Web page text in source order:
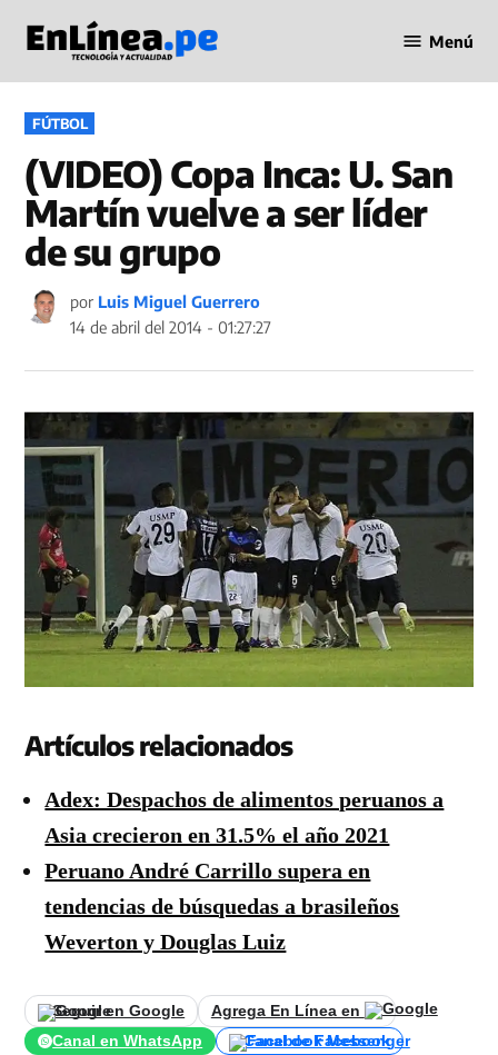
contenido
en Línea
Menú
PUBLICADO
EN
FÚTBOL
(VIDEO) Copa Inca: U. San
Martín vuelve a ser líder
de su grupo
por Luis Miguel Guerrero
14 de abril del 2014 - 01:27:27
Artículos relacionados
Adex: Despachos de alimentos peruanos a
Asia crecieron en 31.5% el año 2021
Peruano André Carrillo supera en
tendencias de búsquedas a brasileños
Weverton y Douglas Luiz
Seguir en Google
Agrega En Línea en
Canal en WhatsApp
Canal de Facebook